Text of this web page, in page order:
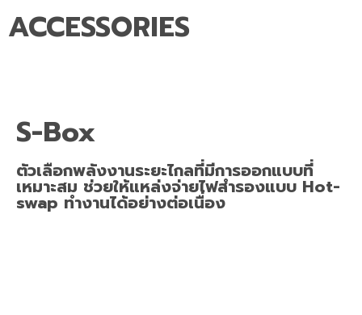
ACCESSORIES
S-Box
ตัวเลือกพลังงานระยะไกลที่มีการออกแบบที่
เหมาะสม ช่วยให้แหล่งจ่ายไฟสำรองแบบ Hot-
swap ทำงานได้อย่างต่อเนื่อง